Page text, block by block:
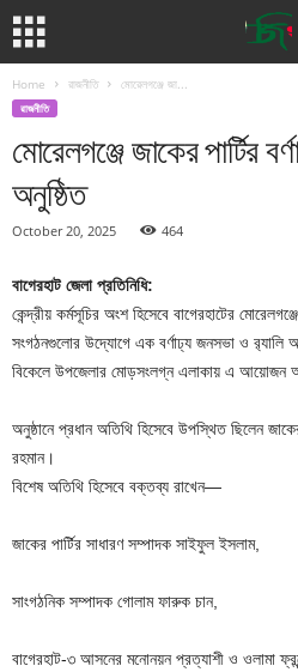
Home রাজনীতি মোরেলগঞ্জে জা...
রাজনীতি
মোরেলগঞ্জে জাকের পার্টির
অনুষ্ঠিত
October 20, 2025 464
বাগেরহাট জেলা প্রতিনিধি:
কেন্দ্রীয় কর্মসূচির অংশ হিসেবে বাগেরহাটের
সংগঠনগুলোর উদ্যোগে এক বর্ণাঢ্য জনসভা ও র‍্যালি
বিকেলে উপজেলার মোড়সংলগ্ন এলাকায় এ আয়োজন
অনুষ্ঠানে প্রধান অতিথি হিসেবে উপস্থিত ছিলেন
রহমান।
বিশেষ অতিথি হিসেবে বক্তব্য রাখেন—
জাকের পার্টির সাধারণ সম্পাদক সাইফুল ইসলাম,
সাংগঠনিক সম্পাদক গোলাম ফারুক চান,
বাগেরহাট-৩ আসনের মনোনয়ন প্রত্যাশী ও ওলামা